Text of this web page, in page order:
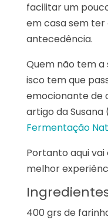
facilitar um
em casa sem
antecedência.
Quem não tem
isco tem que
emocionante de
artigo da Susana
Fermentação
Portanto aqui
melhor
400 grs de